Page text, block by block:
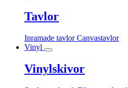
Tavlor
Inramade tavlorCanvastavlor
Vinyl
Vinylskivor